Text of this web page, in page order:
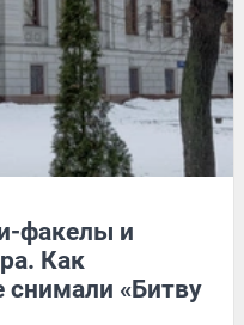
факелы и
Как
снимали «Битву